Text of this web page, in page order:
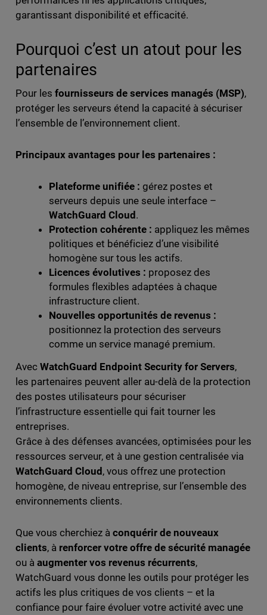
garantissant disponibilité et efficacité.
Pourquoi c’est un atout pour les
partenaires
Pour les fournisseurs de services managés (MSP),
protéger les serveurs étend la capacité à sécuriser
l’ensemble de l’environnement client.
Principaux avantages pour les partenaires :
Plateforme unifiée : gérez postes et
serveurs depuis une seule interface –
WatchGuard Cloud.
Protection cohérente : appliquez les mêmes
politiques et bénéficiez d’une visibilité
homogène sur tous les actifs.
Licences évolutives : proposez des
formules flexibles adaptées à chaque
infrastructure client.
Nouvelles opportunités de revenus :
positionnez la protection des serveurs
comme un service managé premium.
Avec WatchGuard Endpoint Security for Servers,
les partenaires peuvent aller au-delà de la protection
des postes utilisateurs pour sécuriser
l’infrastructure essentielle qui fait tourner les
entreprises.
Grâce à des défenses avancées, optimisées pour les
ressources serveur, et à une gestion centralisée via
WatchGuard Cloud, vous offrez une protection
homogène, de niveau entreprise, sur l’ensemble des
environnements clients.
Que vous cherchiez à conquérir de nouveaux
clients, à renforcer votre offre de sécurité managée
ou à augmenter vos revenus récurrents,
WatchGuard vous donne les outils pour protéger les
actifs les plus critiques de vos clients – et la
confiance pour faire évoluer votre activité avec une